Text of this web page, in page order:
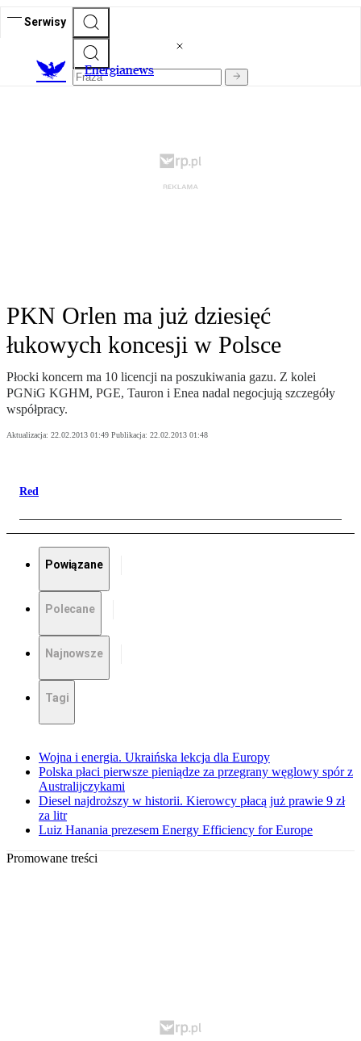
Serwisy
Energianews
PKN Orlen ma już dziesięć
łukowych koncesji w Polsce
Płocki koncern ma 10 licencji na poszukiwania gazu. Z kolei
PGNiG KGHM, PGE, Tauron i Enea nadal negocjują szczegóły
współpracy.
Aktualizacja: 22.02.2013 01:49 Publikacja: 22.02.2013 01:48
Red
Powiązane
Polecane
Najnowsze
Tagi
Wojna i energia. Ukraińska lekcja dla Europy
Polska płaci pierwsze pieniądze za przegrany węglowy spór z
Australijczykami
Diesel najdroższy w historii. Kierowcy płacą już prawie 9 zł
za litr
Luiz Hanania prezesem Energy Efficiency for Europe
Promowane treści